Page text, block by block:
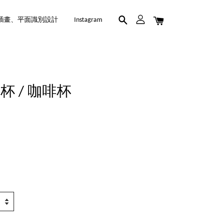
畫、平面識別設計 Instagram
/ 咖啡杯